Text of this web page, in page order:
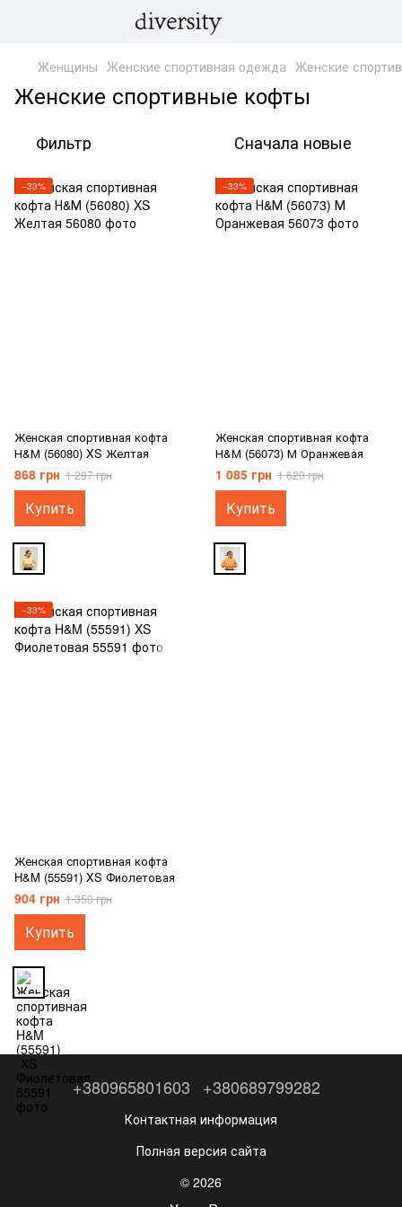
Женщины Женские спортивная одежда Женские
Женские спортивные кофты
Фильтр Сначала новые
−33%
Женская спортивная кофта
Н&М (56080) XS Желтая
868 грн 1 297 грн
Купить
−33%
Женская спортивная кофта
Н&М (56073) М Оранжевая
1 085 грн 1 620 грн
Купить
−33%
Женская спортивная кофта
H&M (55591) XS Фиолетовая
904 грн 1 350 грн
Купить
+380965801603 +380689799282
Контактная информация
Полная версия сайта
© 2026